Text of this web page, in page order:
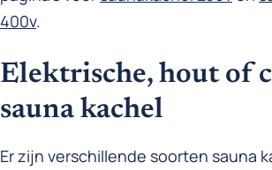
400v.
Elektrische, hout of
sauna kachel
Er zijn verschillende soorten sauna